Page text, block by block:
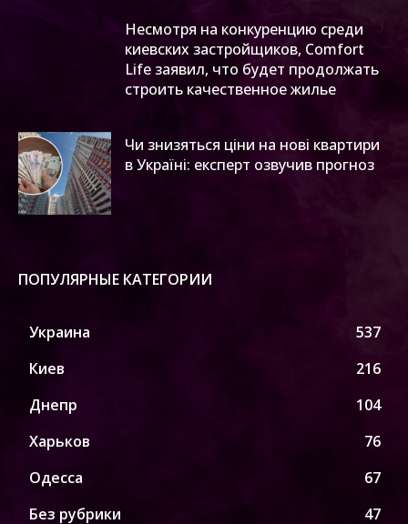
Несмотря на конкуренцию среди
киевских застройщиков, Comfort
Life заявил, что будет продолжать
строить качественное жилье
Чи знизяться ціни на нові квартири
в Україні: експерт озвучив прогноз
ПОПУЛЯРНЫЕ КАТЕГОРИИ
Украина
537
Киев
216
Днепр
104
Харьков
76
Одесса
67
Без рубрики
47